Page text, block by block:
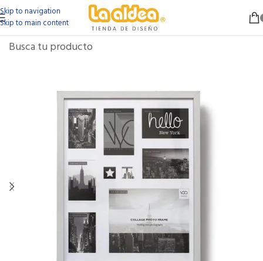
Skip to navigation
Skip to main content